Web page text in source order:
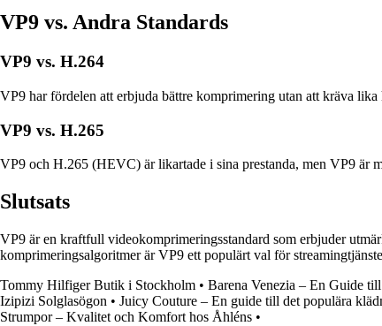
VP9 vs. Andra Standards
VP9 vs. H.264
VP9 har fördelen att erbjuda bättre komprimering utan att kräva
VP9 vs. H.265
VP9 och H.265 (HEVC) är likartade i sina prestanda, men VP9 är
Slutsats
VP9 är en kraftfull videokomprimeringsstandard som erbjuder
komprimeringsalgoritmer är VP9 ett populärt val för
Tommy Hilfiger Butik i Stockholm • Barena Venezia – En Guide
Izipizi Solglasögon • Juicy Couture – En guide till det populära
Strumpor – Kvalitet och Komfort hos Åhléns •